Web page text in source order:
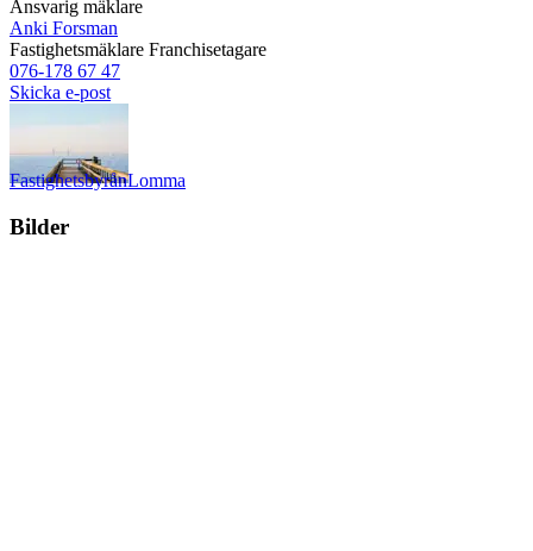
Ansvarig mäklare
Anki Forsman
Fastighetsmäklare Franchisetagare
076-178 67 47
Skicka e-post
FastighetsbyrånLomma
Bilder